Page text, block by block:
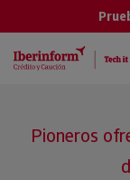
Pioneros